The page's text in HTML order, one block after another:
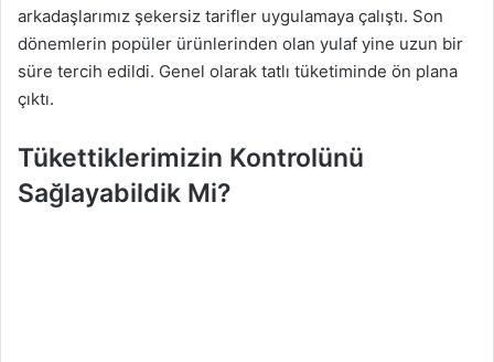
arkadaşlarımız şekersiz tarifler uygulamaya çalıştı. Son
dönemlerin popüler ürünlerinden olan yulaf yine uzun bir
süre tercih edildi. Genel olarak tatlı tüketiminde ön plana
çıktı.
Tükettiklerimizin Kontrolünü
Sağlayabildik Mi?